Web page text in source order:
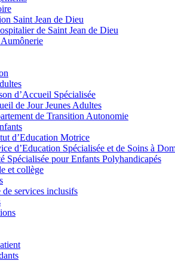
Saint Jean de Dieu
de Saint Jean de Dieu
d’Accueil Spécialisée
de Jour Jeunes Adultes
de Transition Autonomie
d’Education Motrice
d’Education Spécialisée et de Soins à
Spécialisée pour Enfants Polyhandicapés
et collège
de services inclusifs